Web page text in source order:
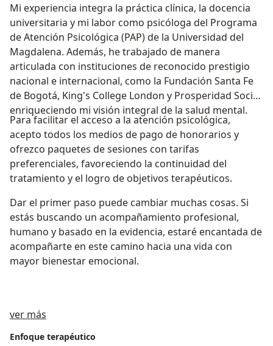
Mi experiencia integra la práctica clínica, la docencia
universitaria y mi labor como psicóloga del Programa
de Atención Psicológica (PAP) de la Universidad del
Magdalena. Además, he trabajado de manera
articulada con instituciones de reconocido prestigio
nacional e internacional, como la Fundación Santa Fe
de Bogotá, King's College London y Prosperidad Social,
enriqueciendo mi visión integral de la salud mental.
Para facilitar el acceso a la atención psicológica,
acepto todos los medios de pago de honorarios y
ofrezco paquetes de sesiones con tarifas
preferenciales, favoreciendo la continuidad del
tratamiento y el logro de objetivos terapéuticos.
Dar el primer paso puede cambiar muchas cosas. Si
estás buscando un acompañamiento profesional,
humano y basado en la evidencia, estaré encantada de
acompañarte en este camino hacia una vida con
mayor bienestar emocional.
ver más
Enfoque terapéutico